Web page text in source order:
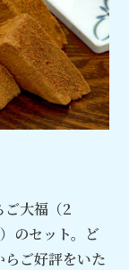
ご大福（2
のセット。ど
ご好評をいた